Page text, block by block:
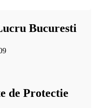
Bucuresti
de Protectie